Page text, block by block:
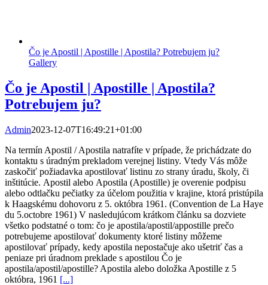
Čo je Apostil | Apostille | Apostila? Potrebujem ju?
Gallery
Čo je Apostil | Apostille | Apostila?
Potrebujem ju?
Admin2023-12-07T16:49:21+01:00
Na termín Apostil / Apostila natrafíte v prípade, že prichádzate do
kontaktu s úradným prekladom verejnej listiny. Vtedy Vás môže
zaskočiť požiadavka apostilovať listinu zo strany úradu, školy, či
inštitúcie. Apostil alebo Apostila (Apostille) je overenie podpisu
alebo odtlačku pečiatky za účelom použitia v krajine, ktorá pristúpila
k Haagskému dohovoru z 5. októbra 1961. (Convention de La Haye
du 5.octobre 1961) V nasledujúcom krátkom článku sa dozviete
všetko podstatné o tom: čo je apostila/apostil/appostille prečo
potrebujeme apostilovať dokumenty ktoré listiny môžeme
apostilovať prípady, kedy apostila nepostačuje ako ušetriť čas a
peniaze pri úradnom preklade s apostilou Čo je
apostila/apostil/apostille? Apostila alebo doložka Apostille z 5
októbra, 1961 [...]